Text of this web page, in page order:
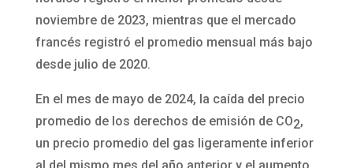
noviembre de 2023, mientras que el mercado
francés registró el promedio mensual más bajo
desde julio de 2020.
En el mes de mayo de 2024, la caída del precio
promedio de los derechos de emisión de CO2,
un precio promedio del gas ligeramente inferior
al del mismo mes del año anterior y el aumento